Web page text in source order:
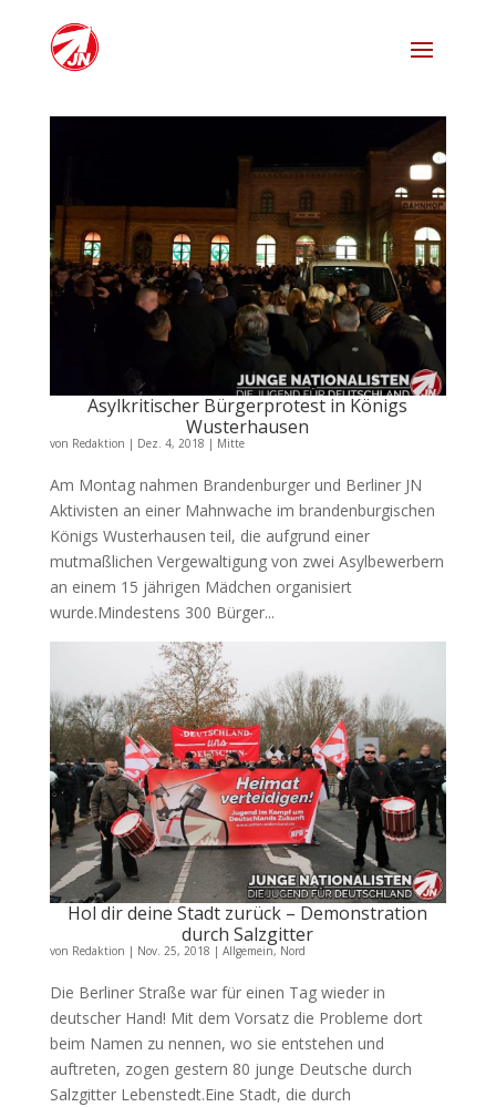
Asylkritischer Bürgerprotest in Königs
Wusterhausen
von Redaktion | Dez. 4, 2018 | Mitte
Am Montag nahmen Brandenburger und Berliner JN
Aktivisten an einer Mahnwache im brandenburgischen
Königs Wusterhausen teil, die aufgrund einer
mutmaßlichen Vergewaltigung von zwei Asylbewerbern
an einem 15 jährigen Mädchen organisiert
wurde.Mindestens 300 Bürger...
Hol dir deine Stadt zurück – Demonstration
durch Salzgitter
von Redaktion | Nov. 25, 2018 | Allgemein, Nord
Die Berliner Straße war für einen Tag wieder in
deutscher Hand! Mit dem Vorsatz die Probleme dort
beim Namen zu nennen, wo sie entstehen und
auftreten, zogen gestern 80 junge Deutsche durch
Salzgitter Lebenstedt.Eine Stadt, die durch